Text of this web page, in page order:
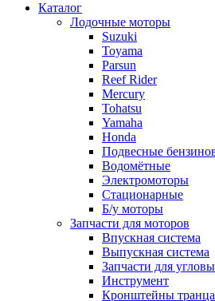
Каталог
Лодочные моторы
Suzuki
Toyama
Parsun
Reef Rider
Mercury
Tohatsu
Yamaha
Honda
Подвесные
Водомётные
Электромоторы
Стационарные
Б/у моторы
Запчасти для моторов
Впускная система
Выпускная система
Запчасти для
Инструмент
Кронштейны транца